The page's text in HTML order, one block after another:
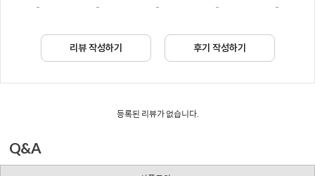
- - - - -
리뷰 작성하기 후기 작성하기
등록된 리뷰가 없습니다.
Q&A